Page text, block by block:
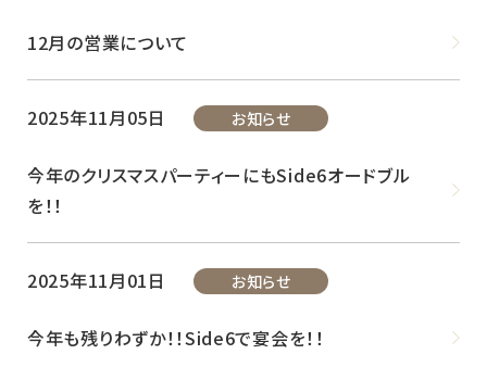
12月の営業について
2025年11月05日 お知らせ
今年のクリスマスパーティーにもSide6オードブル
を！！
2025年11月01日 お知らせ
今年も残りわずか！！Side6で宴会を！！